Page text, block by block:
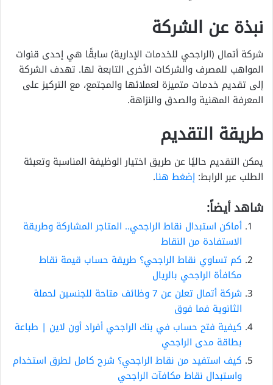
نبذة عن الشركة
شركة أتمال (الراجحي للخدمات الإدارية) سابقًا هي إحدى قنوات
المواهب للمصرف والشركات الأخرى التابعة لها. تهدف الشركة
إلى تقديم خدمات متميزة لعملائها والمجتمع، مع التركيز على
المعرفة المهنية والصدق والنزاهة.
طريقة التقديم
يمكن التقديم حاليًا عن طريق اختيار الوظيفة المناسبة وتعبئة
الطلب عبر الرابط: إضغط هنا.
شاهد أيضاً:
أماكن استبدال نقاط الراجحي.. المتاجر المشاركة وطريقة
الاستفادة من النقاط
كم تساوي نقاط الراجحي؟ طريقة حساب قيمة نقاط
مكافأة الراجحي بالريال
شركة أتمال تعلن عن 7 وظائف متاحة للجنسين لحملة
الثانوية فما فوق
كيفية فتح حساب في بنك الراجحي أفراد أون لاين | طباعة
بطاقة مدى الراجحي
كيف استفيد من نقاط الراجحي؟ شرح كامل لطرق استخدام
واستبدال نقاط مكافآت الراجحي